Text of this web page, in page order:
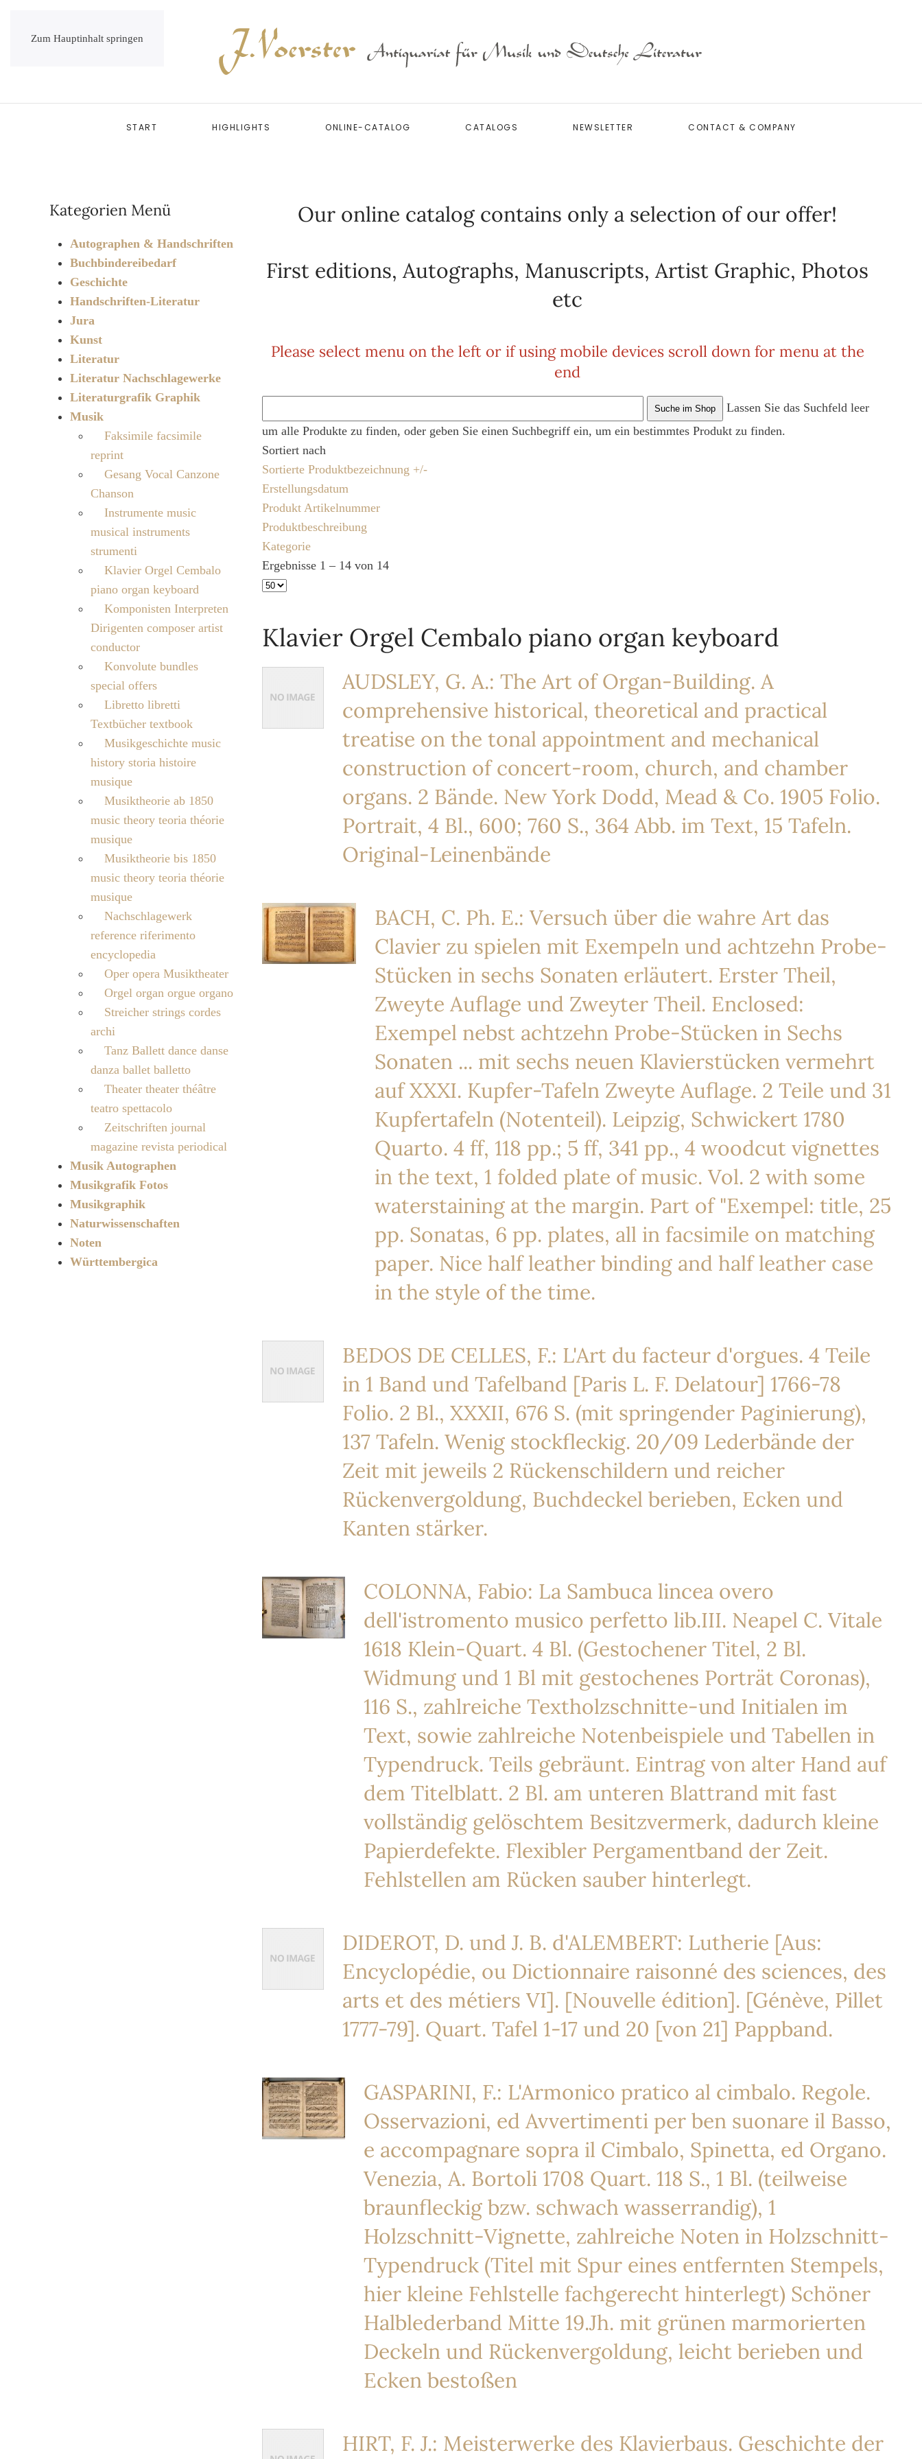
Zum Hauptinhalt springen
START HIGHLIGHTS ONLINE-CATALOG CATALOGS NEWSLETTER CONTACT & COMPANY
Our online catalog contains only a selection of our offer!
First editions, Autographs, Manuscripts, Artist Graphic, Photos
etc
Please select menu on the left or if using mobile devices scroll down for menu at the
end
Lassen Sie das Suchfeld leer
um alle Produkte zu finden, oder geben Sie einen Suchbegriff ein, um ein bestimmtes Produkt zu finden.
Sortiert nach
Sortierte Produktbezeichnung +/-
Erstellungsdatum
Produkt Artikelnummer
Produktbeschreibung
Kategorie
Ergebnisse 1 – 14 von 14
Klavier Orgel Cembalo piano organ keyboard
AUDSLEY, G. A.: The Art of Organ-Building. A
comprehensive historical, theoretical and practical
treatise on the tonal appointment and mechanical
construction of concert-room, church, and chamber
organs. 2 Bände. New York Dodd, Mead & Co. 1905 Folio.
Portrait, 4 Bl., 600; 760 S., 364 Abb. im Text, 15 Tafeln.
Original-Leinenbände
BACH, C. Ph. E.: Versuch über die wahre Art das
Clavier zu spielen mit Exempeln und achtzehn Probe-
Stücken in sechs Sonaten erläutert. Erster Theil,
Zweyte Auflage und Zweyter Theil. Enclosed:
Exempel nebst achtzehn Probe-Stücken in Sechs
Sonaten ... mit sechs neuen Klavierstücken vermehrt
auf XXXI. Kupfer-Tafeln Zweyte Auflage. 2 Teile und 31
Kupfertafeln (Notenteil). Leipzig, Schwickert 1780
Quarto. 4 ff, 118 pp.; 5 ff, 341 pp., 4 woodcut vignettes
in the text, 1 folded plate of music. Vol. 2 with some
waterstaining at the margin. Part of "Exempel: title, 25
pp. Sonatas, 6 pp. plates, all in facsimile on matching
paper. Nice half leather binding and half leather case
in the style of the time.
BEDOS DE CELLES, F.: L'Art du facteur d'orgues. 4 Teile
in 1 Band und Tafelband [Paris L. F. Delatour] 1766-78
Folio. 2 Bl., XXXII, 676 S. (mit springender Paginierung),
137 Tafeln. Wenig stockfleckig. 20/09 Lederbände der
Zeit mit jeweils 2 Rückenschildern und reicher
Rückenvergoldung, Buchdeckel berieben, Ecken und
Kanten stärker.
COLONNA, Fabio: La Sambuca lincea overo
dell'istromento musico perfetto lib.III. Neapel C. Vitale
1618 Klein-Quart. 4 Bl. (Gestochener Titel, 2 Bl.
Widmung und 1 Bl mit gestochenes Porträt Coronas),
116 S., zahlreiche Textholzschnitte-und Initialen im
Text, sowie zahlreiche Notenbeispiele und Tabellen in
Typendruck. Teils gebräunt. Eintrag von alter Hand auf
dem Titelblatt. 2 Bl. am unteren Blattrand mit fast
vollständig gelöschtem Besitzvermerk, dadurch kleine
Papierdefekte. Flexibler Pergamentband der Zeit.
Fehlstellen am Rücken sauber hinterlegt.
DIDEROT, D. und J. B. d'ALEMBERT: Lutherie [Aus:
Encyclopédie, ou Dictionnaire raisonné des sciences, des
arts et des métiers VI]. [Nouvelle édition]. [Génève, Pillet
1777-79]. Quart. Tafel 1-17 und 20 [von 21] Pappband.
GASPARINI, F.: L'Armonico pratico al cimbalo. Regole.
Osservazioni, ed Avvertimenti per ben suonare il Basso,
e accompagnare sopra il Cimbalo, Spinetta, ed Organo.
Venezia, A. Bortoli 1708 Quart. 118 S., 1 Bl. (teilweise
braunfleckig bzw. schwach wasserrandig), 1
Holzschnitt-Vignette, zahlreiche Noten in Holzschnitt-
Typendruck (Titel mit Spur eines entfernten Stempels,
hier kleine Fehlstelle fachgerecht hinterlegt) Schöner
Halblederband Mitte 19.Jh. mit grünen marmorierten
Deckeln und Rückenvergoldung, leicht berieben und
Ecken bestoßen
HIRT, F. J.: Meisterwerke des Klavierbaus. Geschichte der
Kategorien Menü
Autographen & Handschriften
Buchbindereibedarf
Geschichte
Handschriften-Literatur
Jura
Kunst
Literatur
Literatur Nachschlagewerke
Literaturgrafik Graphik
Musik
Faksimile facsimile
reprint
Gesang Vocal Canzone
Chanson
Instrumente music
musical instruments
strumenti
Klavier Orgel Cembalo
piano organ keyboard
Komponisten Interpreten
Dirigenten composer artist
conductor
Konvolute bundles
special offers
Libretto libretti
Textbücher textbook
Musikgeschichte music
history storia histoire
musique
Musiktheorie ab 1850
music theory teoria théorie
musique
Musiktheorie bis 1850
music theory teoria théorie
musique
Nachschlagewerk
reference riferimento
encyclopedia
Oper opera Musiktheater
Orgel organ orgue organo
Streicher strings cordes
archi
Tanz Ballett dance danse
danza ballet balletto
Theater theater théâtre
teatro spettacolo
Zeitschriften journal
magazine revista periodical
Musik Autographen
Musikgrafik Fotos
Musikgraphik
Naturwissenschaften
Noten
Württembergica